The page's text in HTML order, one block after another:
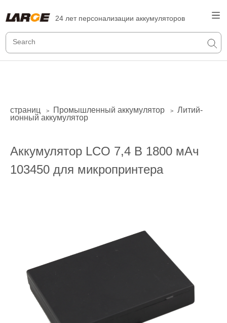
24 лет персонализации аккумуляторов
страниц > Промышленный аккумулятор >
Литий-
ионный аккумулятор
Аккумулятор LCO 7,4 В 1800 мАч
103450 для микропринтера